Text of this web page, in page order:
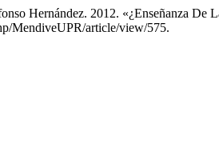
Hernández. 2012. «¿Enseñanza De
MendiveUPR/article/view/575.